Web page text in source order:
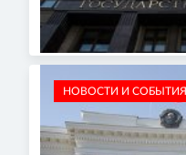
НОВОСТИ И СОБЫТИЯ